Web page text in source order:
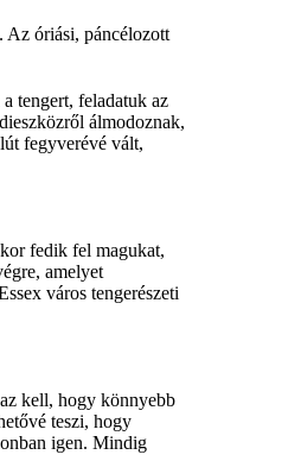
Az óriási, páncélozott
tengert, feladatuk az
álmodoznak,
fegyverévé vált,
fedik fel magukat,
amelyet
város tengerészeti
kell, hogy könnyebb
teszi, hogy
igen. Mindig